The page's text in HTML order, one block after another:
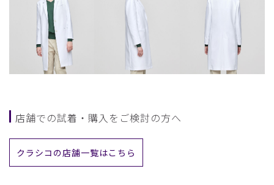
店舗での試着・購入をご検討の方へ
クラシコの店舗一覧はこちら